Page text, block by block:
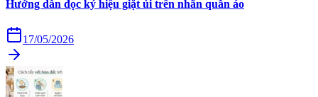
Hướng dẫn đọc ký hiệu giặt ủi trên nhãn quần áo
17/05/2026